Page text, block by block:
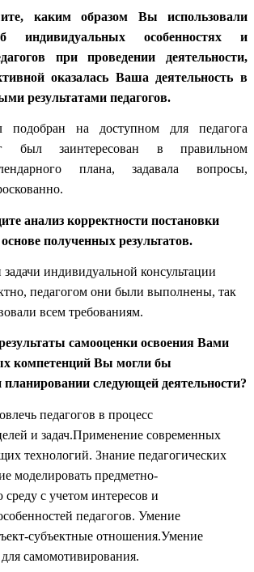
каким образом Вы использовали
индивидуальных особенностях и
при проведении деятельности,
оказалась Ваша деятельность в
результатами педагогов.
подобран на доступном для педагога
был заинтересован в правильном
плана, задавала вопросы,
анализ корректности постановки
полученных результатов.
индивидуальной консультации
педагогом они были выполнены, так
всем требованиям.
самооценки освоения Вами
компетенций Вы могли бы
планировании следующей деятельности?
педагогов в процесс
и задач.Применение современных
технологий. Знание педагогических
моделировать предметно-
с учетом интересов и
педагогов. Умение
субъектные отношения.Умение
для самомотивирования.